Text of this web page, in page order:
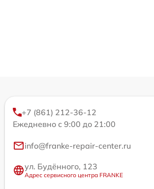
+7 (861) 212-36-12
Ежедневно с 9:00 до 21:00
info@franke-repair-center.ru
ул. Будённого, 123
Адрес сервисного центра FRANKE